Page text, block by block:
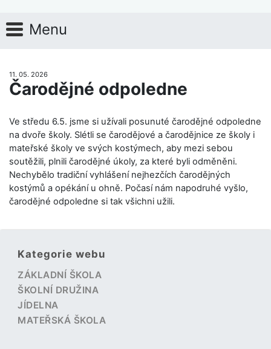
Menu
11. 05. 2026
Čarodějné odpoledne
Ve středu 6.5. jsme si užívali posunuté čarodějné odpoledne
na dvoře školy. Slétli se čarodějové a čarodějnice ze školy i
mateřské školy ve svých kostýmech, aby mezi sebou
soutěžili, plnili čarodějné úkoly, za které byli odměněni.
Nechybělo tradiční vyhlášení nejhezčích čarodějných
kostýmů a opékání u ohně. Počasí nám napodruhé vyšlo,
čarodějné odpoledne si tak všichni užili.
Kategorie webu
ZÁKLADNÍ ŠKOLA
ŠKOLNÍ DRUŽINA
JÍDELNA
MATEŘSKÁ ŠKOLA